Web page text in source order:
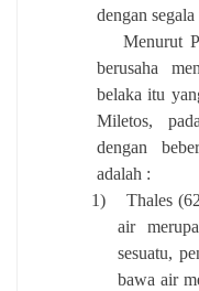
dengan
Menurut
berusaha
belaka itu
Miletos,
dengan
adalah :
1)
Thales
air
sesuatu,
bawa air